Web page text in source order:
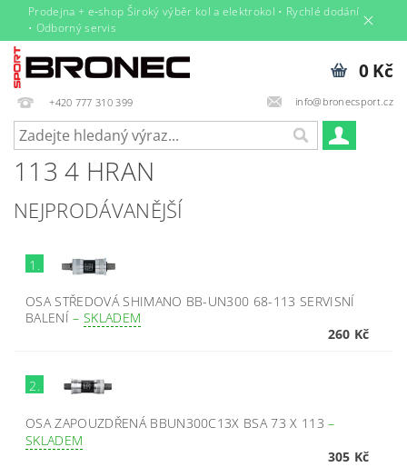
Prodejna + e‑shop Široký výběr kol a elektrokol • Rychlé dodání
• Odborný servis
+420 777 310 399 info@bronecsport.cz
0 Kč
113 4 HRAN
NEJPRODÁVANĚJŠÍ
1.
OSA STŘEDOVÁ SHIMANO BB-UN300 68-113 SERVISNÍ
BALENÍ– SKLADEM
260 Kč
2.
OSA ZAPOUZDŘENÁ BBUN300C13X BSA 73 X 113–
SKLADEM
305 Kč